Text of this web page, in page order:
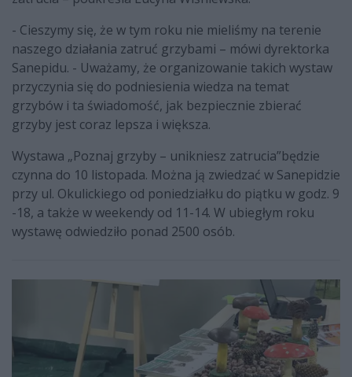
- Cieszymy się, że w tym roku nie mieliśmy na terenie
naszego działania zatruć grzybami – mówi dyrektorka
Sanepidu. - Uważamy, że organizowanie takich wystaw
przyczynia się do podniesienia wiedza na temat
grzybów i ta świadomość, jak bezpiecznie zbierać
grzyby jest coraz lepsza i większa.
Wystawa „Poznaj grzyby – unikniesz zatrucia”będzie
czynna do 10 listopada. Można ją zwiedzać w Sanepidzie
przy ul. Okulickiego od poniedziałku do piątku w godz. 9
-18, a także w weekendy od 11-14. W ubiegłym roku
wystawę odwiedziło ponad 2500 osób.